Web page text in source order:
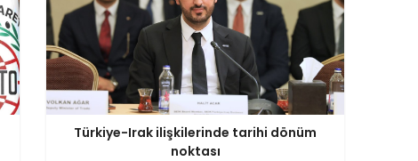
Türkiye-Irak ilişkilerinde tarihi dönüm
noktası